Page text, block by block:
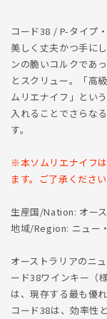
す
す
コード38 / P-タイプ
美しく丈夫かつ手に
ンの脆いコルクであ
とスクリュー。
「高
ムリエナイフ」とい
入れることでさらな
す。
※本ソムリエナイフ
ます。ご了承ください
生産国/Nation: オー
地域/Region: ニュー
オーストラリアのニ
ード38ワインキー（
は、現存する最も優
コード38は、効率性